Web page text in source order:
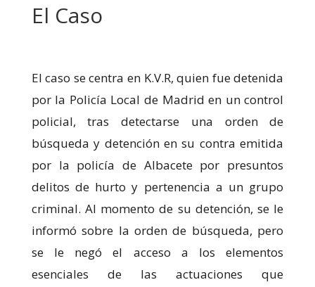
El Caso
El caso se centra en K.V.R, quien fue detenida
por la Policía Local de Madrid en un control
policial, tras detectarse una orden de
búsqueda y detención en su contra emitida
por la policía de Albacete por presuntos
delitos de hurto y pertenencia a un grupo
criminal. Al momento de su detención, se le
informó sobre la orden de búsqueda, pero
se le negó el acceso a los elementos
esenciales de las actuaciones que
funcione lo
mejor posible
cookies,
funcionalidades
desaparecerán
Marketing
Al compartir tus
intereses y
mientras visitas
nuestro sitio,
posibilidad de